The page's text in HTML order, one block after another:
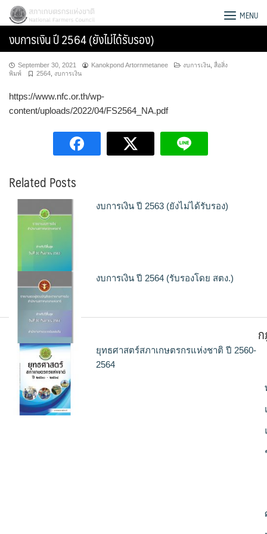
Skip
content
Search
สภาเกษตรกรแห่งชาติ MENU
งบการเงิน ปี 2564 (ยังไม่ได้รับรอง)
September 30, 2021 Kanokpond Artornmetanee งบการเงิน สื่อสิ่ง
พิมพ์
2564 งบการเงิน
https://www.nfc.or.th/wp-
content/uploads/2022/04/FS2564_NA.pdf
Related Posts
งบการเงิน ปี 2563 (ยังไม่ได้รับรอง)
งบการเงิน ปี 2564 (รับรองโดย สตง.)
ยุทธศาสตร์สภาเกษตรกรแห่งชาติ ปี 2560-
2564